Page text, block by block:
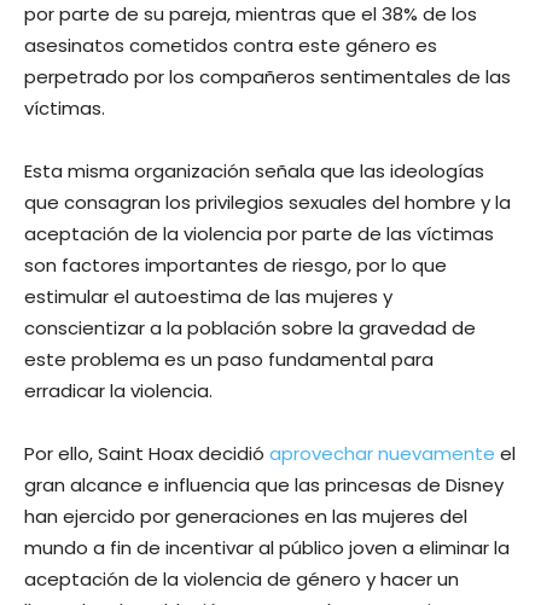
por parte de su pareja, mientras que el 38% de los
asesinatos cometidos contra este género es
perpetrado por los compañeros sentimentales de las
víctimas.
Esta misma organización señala que las ideologías
que consagran los privilegios sexuales del hombre y la
aceptación de la violencia por parte de las víctimas
son factores importantes de riesgo, por lo que
estimular el autoestima de las mujeres y
conscientizar a la población sobre la gravedad de
este problema es un paso fundamental para
erradicar la violencia.
Por ello, Saint Hoax decidió aprovechar nuevamente el
gran alcance e influencia que las princesas de Disney
han ejercido por generaciones en las mujeres del
mundo a fin de incentivar al público joven a eliminar la
aceptación de la violencia de género y hacer un